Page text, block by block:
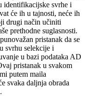
identifikacijske svrhe i
će ih u tajnosti, neće ih
drugi način učiniti
prethodne suglasnosti.
pristanak da se
svrhu selekcije i
u bazi podataka AD
pristanak u svakom
putem maila
svaka daljnja obrada